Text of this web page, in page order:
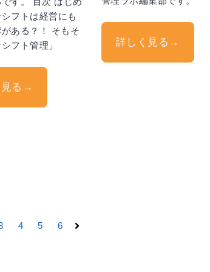
フトは経営にも
ある？！ そもそ
フト管理」
見る→
詳しく見る→
4 5 6